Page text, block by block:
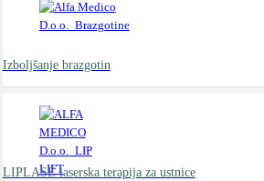
Izboljšanje brazgotin
LIPLASE laserska terapija za ustnice